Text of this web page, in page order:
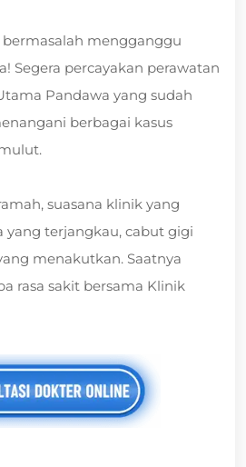
mengganggu
Segera percayakan perawatan
Pandawa yang sudah
berbagai kasus
suasana klinik yang
yang terjangkau, cabut gigi
menakutkan. Saatnya
rasa sakit bersama Klinik